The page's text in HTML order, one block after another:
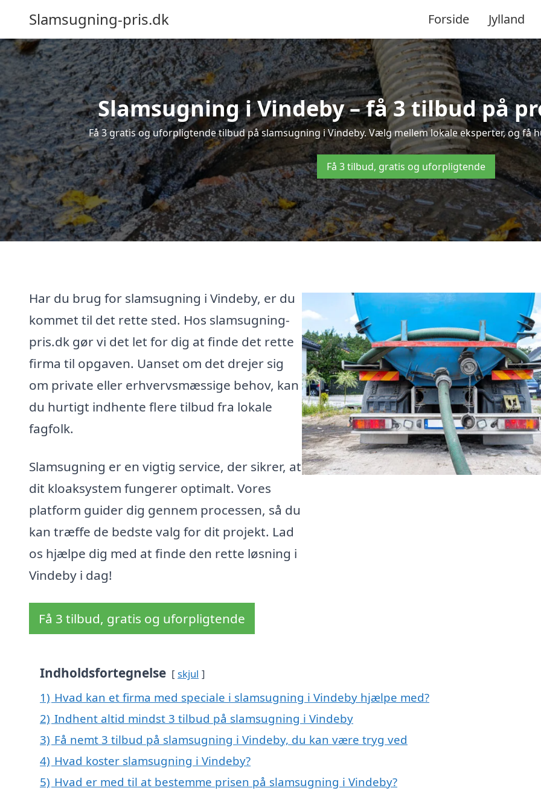
Slamsugning-pris.dk Forside Jylland
Slamsugning i Vindeby – få 3 tilbud på
Få 3 gratis og uforpligtende tilbud på slamsugning i Vindeby. Vælg mellem lokale eksperter, og få
Få 3 tilbud, gratis og uforpligtende
Har du brug for slamsugning i Vindeby, er du
kommet til det rette sted. Hos slamsugning-
pris.dk gør vi det let for dig at finde det rette
firma til opgaven. Uanset om det drejer sig
om private eller erhvervsmæssige behov, kan
du hurtigt indhente flere tilbud fra lokale
fagfolk.
Slamsugning er en vigtig service, der sikrer, at
dit kloaksystem fungerer optimalt. Vores
platform guider dig gennem processen, så du
kan træffe de bedste valg for dit projekt. Lad
os hjælpe dig med at finde den rette løsning i
Vindeby i dag!
Få 3 tilbud, gratis og uforpligtende
Indholdsfortegnelse skjul
1) Hvad kan et firma med speciale i slamsugning i Vindeby hjælpe med?
2) Indhent altid mindst 3 tilbud på slamsugning i Vindeby
3) Få nemt 3 tilbud på slamsugning i Vindeby, du kan være tryg ved
4) Hvad koster slamsugning i Vindeby?
5) Hvad er med til at bestemme prisen på slamsugning i Vindeby?